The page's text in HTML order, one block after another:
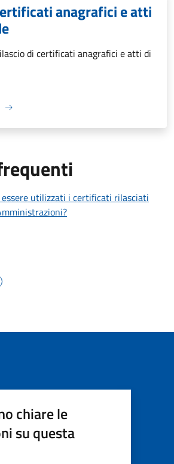
anagrafici e atti
di certificati anagrafici e atti di
essere utilizzati i certificati rilasciati
chiare le
su questa